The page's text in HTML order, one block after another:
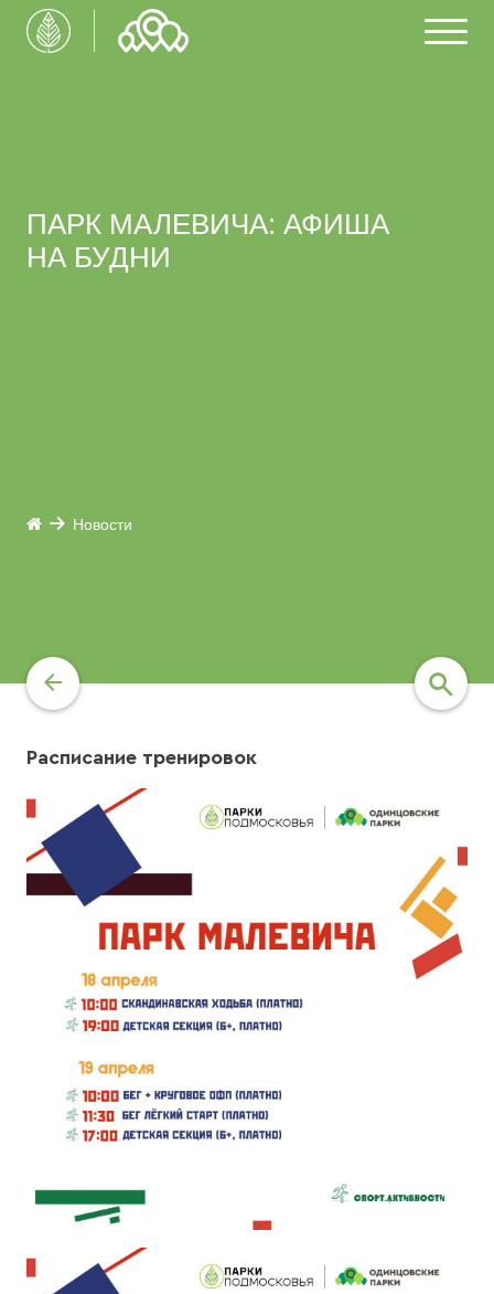
ПАРК МАЛЕВИЧА: АФИША
НА БУДНИ
Новости
Расписание тренировок